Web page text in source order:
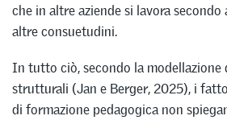
che in altre aziende si lavora
altre consuetudini.
In tutto ciò, secondo la modellazione
strutturali (Jan e Berger, 2025), i
di formazione pedagogica non